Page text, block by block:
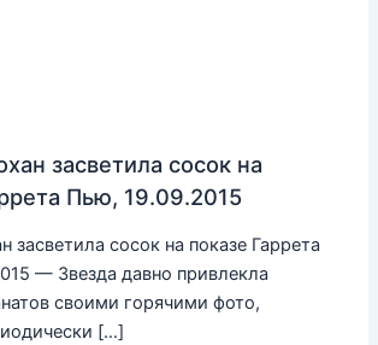
засветила сосок на
Пью, 19.09.2015
засветила сосок на показе Гаррета
— Звезда давно привлекла
своими горячими фото,
[…]